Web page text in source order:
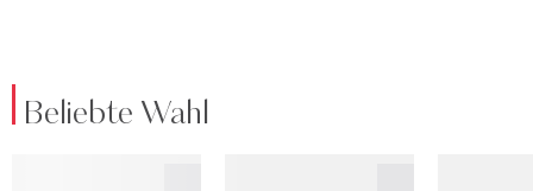
Beliebte Wahl